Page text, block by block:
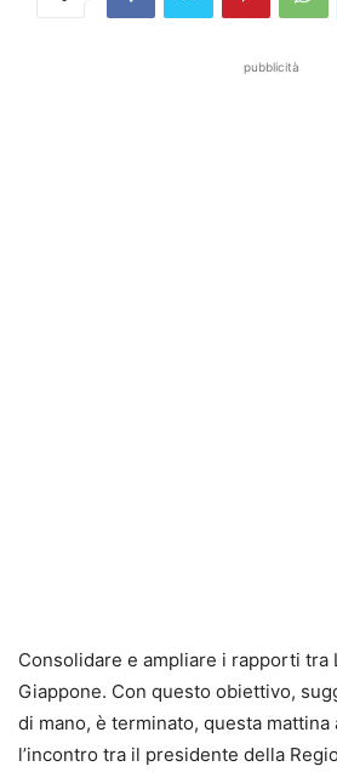
pubblicità
Consolidare e ampliare i rapporti tra
Giappone. Con questo obiettivo,
di mano, è terminato, questa mattina
l’incontro tra il presidente della